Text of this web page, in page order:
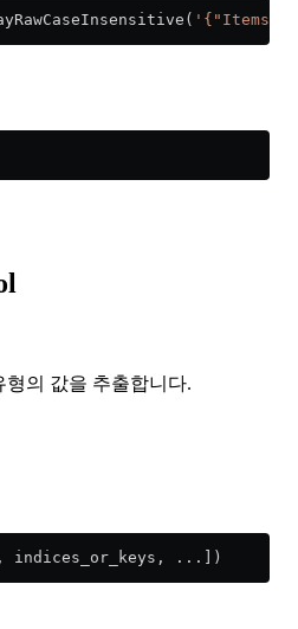
형의 값을 추출합니다.
indices_or_keys, ...])